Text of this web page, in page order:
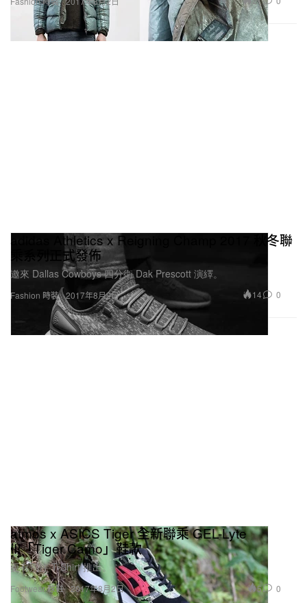
Fashion 時裝
adidas Athletics x Reigning Champ 2017 秋冬聯
乘系列正式發佈
邀來 Dallas Cowboys 四分衛 Dak Prescott 演繹。
2017年8月2日 14 0
Footwear 球鞋
atmos x ASICS Tiger 全新聯乘 GEL-Lyte
III「Tiger Camo」鞋款
更有別注 T-Shirt 推出。
2017年8月2日 5 0